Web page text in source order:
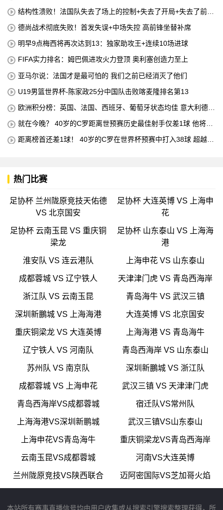
结构性溃败！法国队失去了场上的控制+失去了开局+失去了前锋
德尚战术彻底失败！首发失误+中场失控 高前锋坐替补席
明早9点梅西将再次达到13：独家助攻王+连续10场进球
FIFA实力排名：姆巴佩进攻火力登顶 奥利塞创造力至上
亚马尔说：法国才是最可怕的 我们之前已经消灭了他们
U19男篮世界杯-陈家政25分中国队击败喀麦隆排名第13
欧洲积分榜：英国、法国、西班牙、葡萄牙状态均佳 意大利德国
就在今晚？ 40岁的C罗距离世预赛历史最佳射手仅差1球 他将在
距离榜首还差1球！ 40岁的C罗在世界杯预赛中打入38球 超越梅
热门比赛
足协杯 兰州陇原竞技天佑德
VS 北京国安
足协杯 大连英博 VS 上海申
花
足协杯 云南玉昆 VS 重庆铜
梁龙
足协杯 山东泰山 VS 上海海
港
淮安队 VS 连云港队 上海申花 VS 山东泰山
成都蓉城 VS 辽宁铁人 天津津门虎 VS 青岛西海岸
浙江队 VS 云南玉昆 青岛海牛 VS 武汉三镇
深圳新鵬城 VS 上海海港 大连英博 VS 北京国安
重庆铜梁龙 VS 大连英博 上海海港 VS 青岛海牛
辽宁铁人 VS 河南队 青岛西海岸 VS 山东泰山
苏州队 VS 南京队 深圳新鵬城 VS 浙江队
成都蓉城 VS 上海申花 武汉三镇 VS 天津津门虎
青岛西海岸VS成都蓉城 宿迁队VS常州队
上海海港VS深圳新鹏城 武汉三镇VS山东泰山
上海申花VS青岛海牛 重庆铜梁龙VS青岛西海岸
云南玉昆VS成都蓉城 河南VS大连英博
兰州陇原竞技VS陕西联合 迈阿密国际VS芝加哥火焰
本站所有赛事直播信号均由用户收集或从搜索引擎搜索整理获得，所